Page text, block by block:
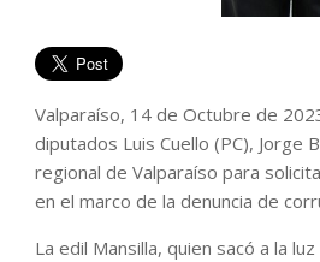
Valparaíso, 14 de Octubre de
diputados Luis Cuello (PC), Jorge
regional de Valparaíso para
en el marco de la denuncia de
La edil Mansilla, quien sacó a la